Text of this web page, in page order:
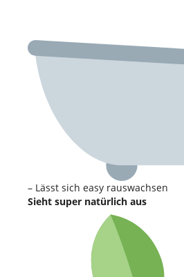
– Lässt sich easy rauswachsen
Sieht super natürlich aus